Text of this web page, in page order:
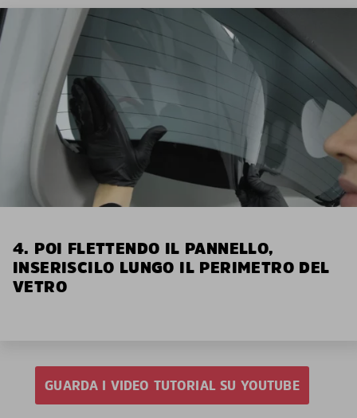
4. POI FLETTENDO IL PANNELLO,
INSERISCILO LUNGO IL PERIMETRO DEL
VETRO
GUARDA I VIDEO TUTORIAL SU YOUTUBE